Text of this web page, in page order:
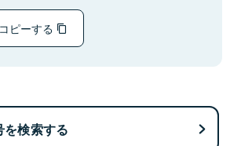
ピーする
検索する